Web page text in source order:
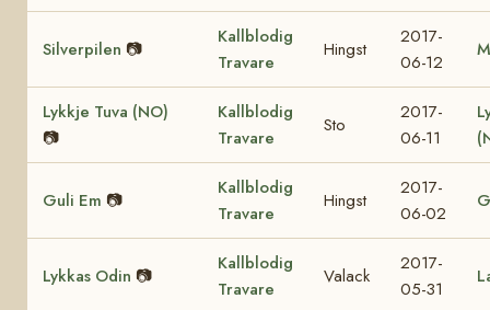
Silverpilen 📷
Kallblodig
Travare
Hingst
2017-
06-12
Lykkje Tuva (NO)
📷
Kallblodig
Travare
Sto
2017-
06-11
Guli Em 📷
Kallblodig
Travare
Hingst
2017-
06-02
Lykkas Odin 📷
Kallblodig
Travare
Valack
2017-
05-31